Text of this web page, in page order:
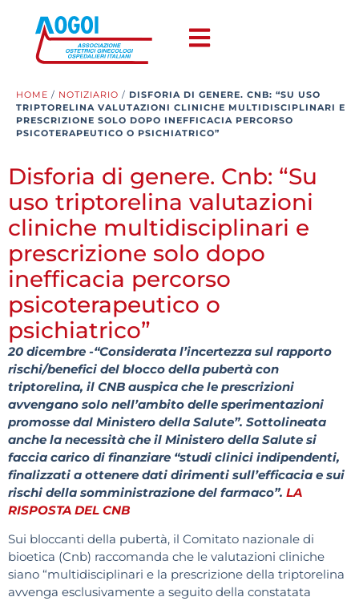
HOME / NOTIZIARIO / DISFORIA DI GENERE. CNB: “SU USO
TRIPTORELINA VALUTAZIONI CLINICHE MULTIDISCIPLINARI E
PRESCRIZIONE SOLO DOPO INEFFICACIA PERCORSO
PSICOTERAPEUTICO O PSICHIATRICO”
Disforia di genere. Cnb: “Su
uso triptorelina valutazioni
cliniche multidisciplinari e
prescrizione solo dopo
inefficacia percorso
psicoterapeutico o
psichiatrico”
20 dicembre -“Considerata l’incertezza sul rapporto
rischi/benefici del blocco della pubertà con
triptorelina, il CNB auspica che le prescrizioni
avvengano solo nell’ambito delle sperimentazioni
promosse dal Ministero della Salute”. Sottolineata
anche la necessità che il Ministero della Salute si
faccia carico di finanziare “studi clinici indipendenti,
finalizzati a ottenere dati dirimenti sull’efficacia e sui
rischi della somministrazione del farmaco”. LA
RISPOSTA DEL CNB
Sui bloccanti della pubertà, il Comitato nazionale di
bioetica (Cnb) raccomanda che le valutazioni cliniche
siano “multidisciplinari e la prescrizione della triptorelina
avvenga esclusivamente a seguito della constatata